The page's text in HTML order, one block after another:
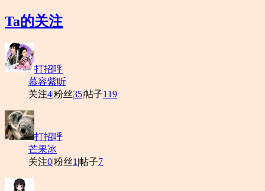
Ta的关注
打招呼
慕容紫昕
关注4|粉丝35|帖子119
打招呼
芒果冰
关注0|粉丝1 |帖子7